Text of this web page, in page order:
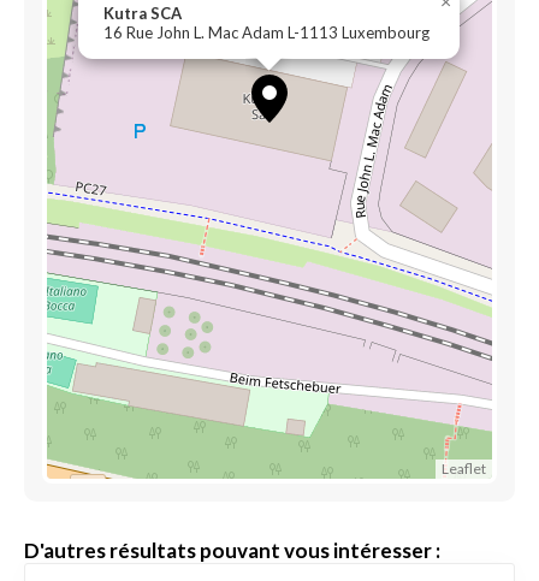
Kutra SCA
16 Rue John L. Mac Adam L-1113 Luxembourg
Leaflet
D'autres résultats pouvant vous intéresser :